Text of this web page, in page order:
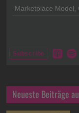
Neueste Beiträge